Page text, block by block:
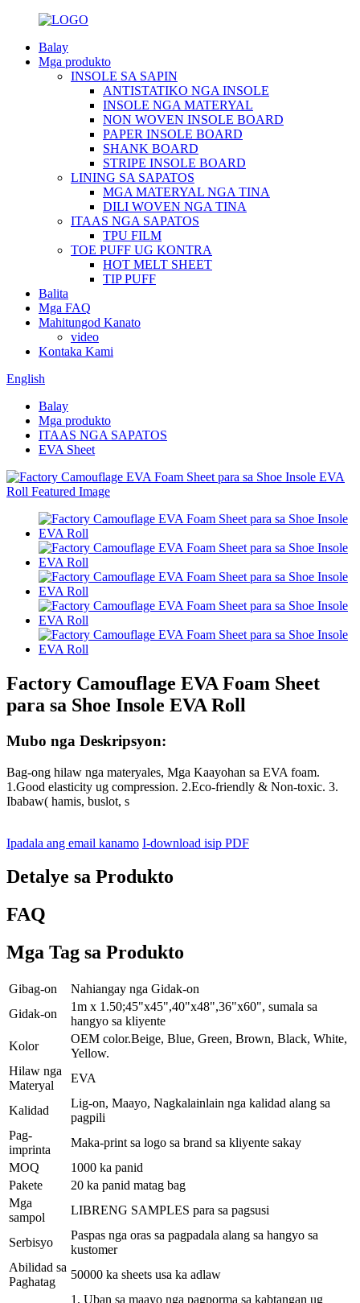
Balay
Mga produkto
INSOLE SA SAPIN
ANTISTATIKO NGA INSOLE
INSOLE NGA MATERYAL
NON WOVEN INSOLE BOARD
PAPER INSOLE BOARD
SHANK BOARD
STRIPE INSOLE BOARD
LINING SA SAPATOS
MGA MATERYAL NGA TINA
DILI WOVEN NGA TINA
ITAAS NGA SAPATOS
TPU FILM
TOE PUFF UG KONTRA
HOT MELT SHEET
TIP PUFF
Balita
Mga FAQ
Mahitungod Kanato
video
Kontaka Kami
English
Balay
Mga produkto
ITAAS NGA SAPATOS
EVA Sheet
Factory Camouflage EVA Foam Sheet
para sa Shoe Insole EVA Roll
Mubo nga Deskripsyon:
Bag-ong hilaw nga materyales, Mga Kaayohan sa EVA foam.
1.Good elasticity ug compression. 2.Eco-friendly & Non-toxic. 3.
Ibabaw( hamis, buslot, s
Ipadala ang email kanamo I-download isip PDF
Detalye sa Produkto
FAQ
Mga Tag sa Produkto
Gibag-on
Nahiangay nga Gidak-on
Gidak-on
1m x 1.50;45"x45",40"x48",36"x60", sumala sa
hangyo sa kliyente
Kolor
OEM color.Beige, Blue, Green, Brown, Black, White,
Yellow.
Hilaw nga
Materyal
EVA
Kalidad
Lig-on, Maayo, Nagkalainlain nga kalidad alang sa
pagpili
Pag-
imprinta
Maka-print sa logo sa brand sa kliyente sakay
MOQ
1000 ka panid
Pakete
20 ka panid matag bag
Mga
sampol
LIBRENG SAMPLES para sa pagsusi
Serbisyo
Paspas nga oras sa pagpadala alang sa hangyo sa
kustomer
Abilidad sa
Paghatag
50000 ka sheets usa ka adlaw
1, Uban sa maayo nga pagporma sa kabtangan ug